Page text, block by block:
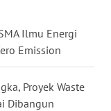
Ilmu Energi
Emission
Proyek Waste
Dibangun